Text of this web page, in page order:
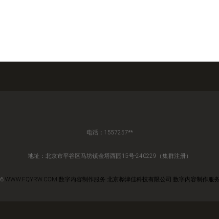
电话：1557257**
地址：北京市平谷区马坊镇金塔西园15号-240229（集群注册）
WWW.FQYRW.COM 数字内容制作服务 北京桦津佳科技有限公司 数字内容制作服务